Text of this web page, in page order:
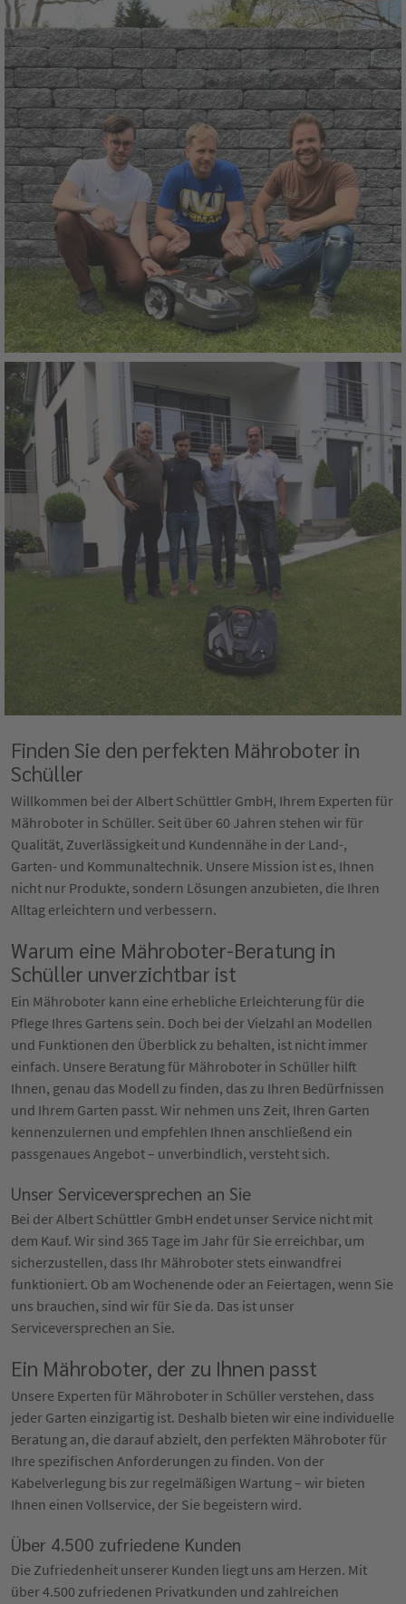
Finden Sie den perfekten Mähroboter in
Schüller
Willkommen bei der Albert Schüttler GmbH, Ihrem Experten für
Mähroboter in Schüller. Seit über 60 Jahren stehen wir für
Qualität, Zuverlässigkeit und Kundennähe in der Land-,
Garten- und Kommunaltechnik. Unsere Mission ist es, Ihnen
nicht nur Produkte, sondern Lösungen anzubieten, die Ihren
Alltag erleichtern und verbessern.
Warum eine Mähroboter-Beratung in
Schüller unverzichtbar ist
Ein Mähroboter kann eine erhebliche Erleichterung für die
Pflege Ihres Gartens sein. Doch bei der Vielzahl an Modellen
und Funktionen den Überblick zu behalten, ist nicht immer
einfach. Unsere Beratung für Mähroboter in Schüller hilft
Ihnen, genau das Modell zu finden, das zu Ihren Bedürfnissen
und Ihrem Garten passt. Wir nehmen uns Zeit, Ihren Garten
kennenzulernen und empfehlen Ihnen anschließend ein
passgenaues Angebot – unverbindlich, versteht sich.
Unser Serviceversprechen an Sie
Bei der Albert Schüttler GmbH endet unser Service nicht mit
dem Kauf. Wir sind 365 Tage im Jahr für Sie erreichbar, um
sicherzustellen, dass Ihr Mähroboter stets einwandfrei
funktioniert. Ob am Wochenende oder an Feiertagen, wenn Sie
uns brauchen, sind wir für Sie da. Das ist unser
Serviceversprechen an Sie.
Ein Mähroboter, der zu Ihnen passt
Unsere Experten für Mähroboter in Schüller verstehen, dass
jeder Garten einzigartig ist. Deshalb bieten wir eine individuelle
Beratung an, die darauf abzielt, den perfekten Mähroboter für
Ihre spezifischen Anforderungen zu finden. Von der
Kabelverlegung bis zur regelmäßigen Wartung – wir bieten
Ihnen einen Vollservice, der Sie begeistern wird.
Über 4.500 zufriedene Kunden
Die Zufriedenheit unserer Kunden liegt uns am Herzen. Mit
über 4.500 zufriedenen Privatkunden und zahlreichen